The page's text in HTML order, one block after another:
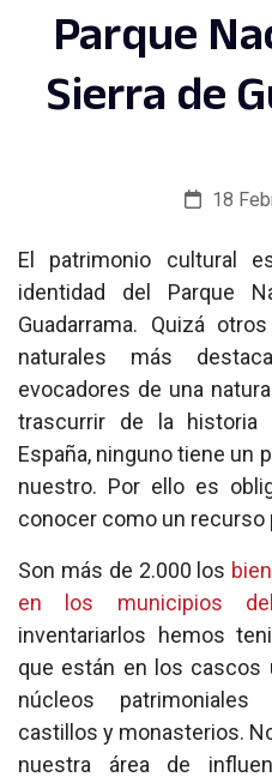
Parque
Sierra de
18
El patrimonio cultural
identidad del Parque
Guadarrama. Quizá
naturales más
evocadores de una
trascurrir de la
España, ninguno tiene un
nuestro. Por ello es
conocer como un recurso
Son más de 2.000 los
en los municipios
inventariarlos hemos
que están en los cascos
núcleos
castillos y monasterios.
nuestra área de